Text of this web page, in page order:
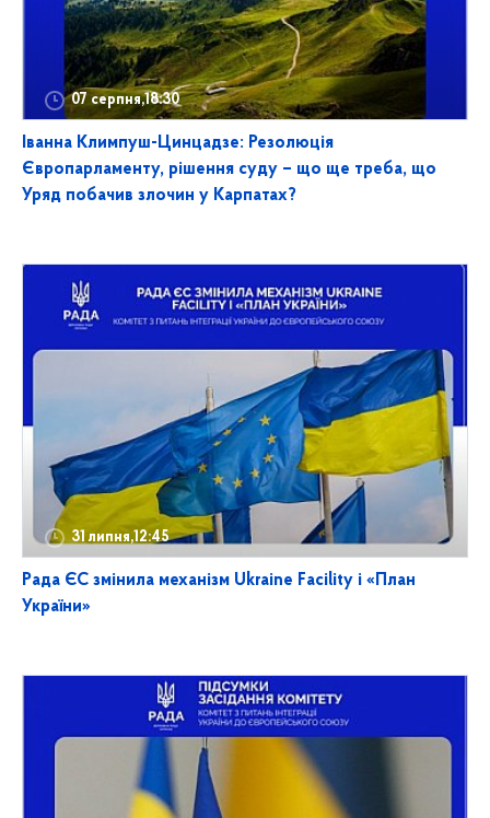
07 серпня,18:30
Іванна Климпуш-Цинцадзе: Резолюція
Європарламенту, рішення суду – що ще треба, що
Уряд побачив злочин у Карпатах?
31 липня,12:45
Рада ЄС змінила механізм Ukraine Facility і «План
України»